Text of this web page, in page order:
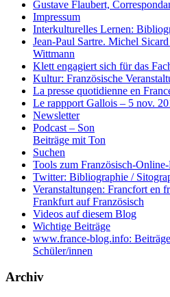
Gustave Flaubert,
Impressum
Interkulturelles Lernen:
Jean-Paul Sartre. Michel
Wittmann
Klett engagiert sich für das
Kultur: Französische
La presse quotidienne en
Le rappport Gallois – 5 nov.
Newsletter
Podcast – Son
Beiträge mit Ton
Suchen
Tools zum Französisch-
Twitter: Bibliographie /
Veranstaltungen: Francfort en
Frankfurt auf Französisch
Videos auf diesem Blog
Wichtige Beiträge
www.france-blog.info:
Schüler/innen
Archiv